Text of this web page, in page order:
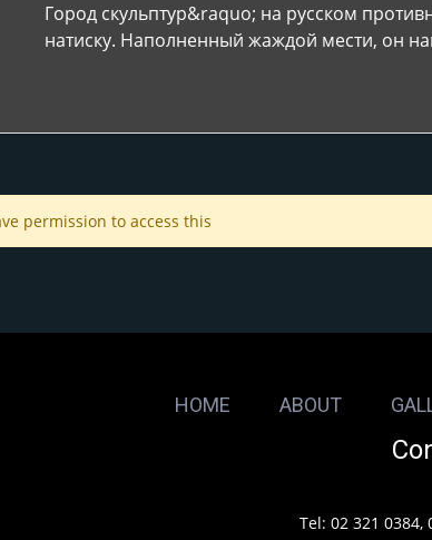
Город скульптур&raquo; на русском
натиску. Наполненный жаждой мести, он
permission to access this
HOME ABOUT
Tel: 02 321 0384,